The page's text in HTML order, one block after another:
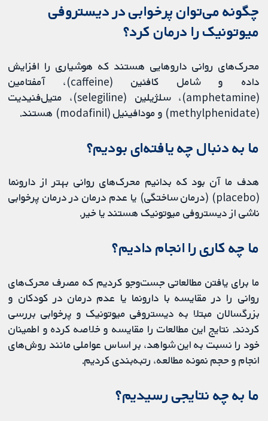
چگونه می‌توان پرخوابی در دیستروفی
میوتونیک را درمان کرد؟
محرک‌های روانی داروهایی هستند که هوشیاری را افزایش
داده و شامل کافئین (caffeine)، آمفتامین
(amphetamine)، سلژیلین (selegiline)، متیل‌فنیدیت
(methylphenidate) و مودافینیل (modafinil) هستند.
ما به دنبال چه یافته‌ای بودیم؟
هدف ما آن بود که بدانیم محرک‌های روانی بهتر از دارونما
(placebo) (درمان ساختگی) یا عدم درمان در درمان پرخوابی
ناشی از دیستروفی میوتونیک هستند یا خیر.
ما چه کاری را انجام دادیم؟
ما برای یافتن مطالعاتی جست‌وجو کردیم که مصرف محرک‌های
روانی را در مقایسه با دارونما یا عدم درمان در کودکان و
بزرگسالان مبتلا به دیستروفی میوتونیک و پرخوابی بررسی
‌کردند. نتایج این مطالعات را مقایسه و خلاصه کرده و اطمینان
خود را نسبت به این شواهد، بر اساس عواملی مانند روش‌های
انجام و حجم نمونه مطالعه، رتبه‌بندی کردیم.
ما به چه نتایجی رسیدیم؟